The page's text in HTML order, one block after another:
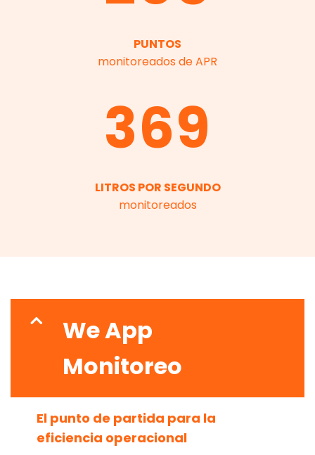
PUNTOS
monitoreados de APR
369
LITROS POR SEGUNDO
monitoreados
We App
Monitoreo
El punto de partida para la
eficiencia operacional